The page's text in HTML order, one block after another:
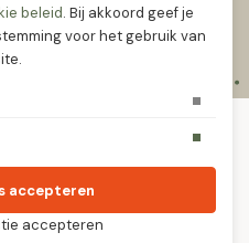
beleid. Bij akkoord geef je
voor het gebruik van
accepteren
accepteren